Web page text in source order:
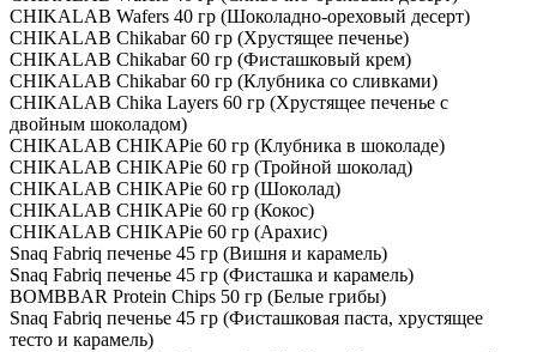
CHIKALAB Wafers 40 гр (Шоколадно-ореховый десерт)
CHIKALAB Chikabar 60 гр (Хрустящее печенье)
CHIKALAB Chikabar 60 гр (Фисташковый крем)
CHIKALAB Chikabar 60 гр (Клубника со сливками)
CHIKALAB Chika Layers 60 гр (Хрустящее печенье с
двойным шоколадом)
CHIKALAB CHIKAPie 60 гр (Клубника в шоколаде)
CHIKALAB CHIKAPie 60 гр (Тройной шоколад)
CHIKALAB CHIKAPie 60 гр (Шоколад)
CHIKALAB CHIKAPie 60 гр (Кокоc)
CHIKALAB CHIKAPie 60 гр (Арахис)
Snaq Fabriq печенье 45 гр (Вишня и карамель)
Snaq Fabriq печенье 45 гр (Фисташка и карамель)
BOMBBAR Protein Chips 50 гр (Белые грибы)
Snaq Fabriq печенье 45 гр (Фисташковая паста, хрустящее
тесто и карамель)